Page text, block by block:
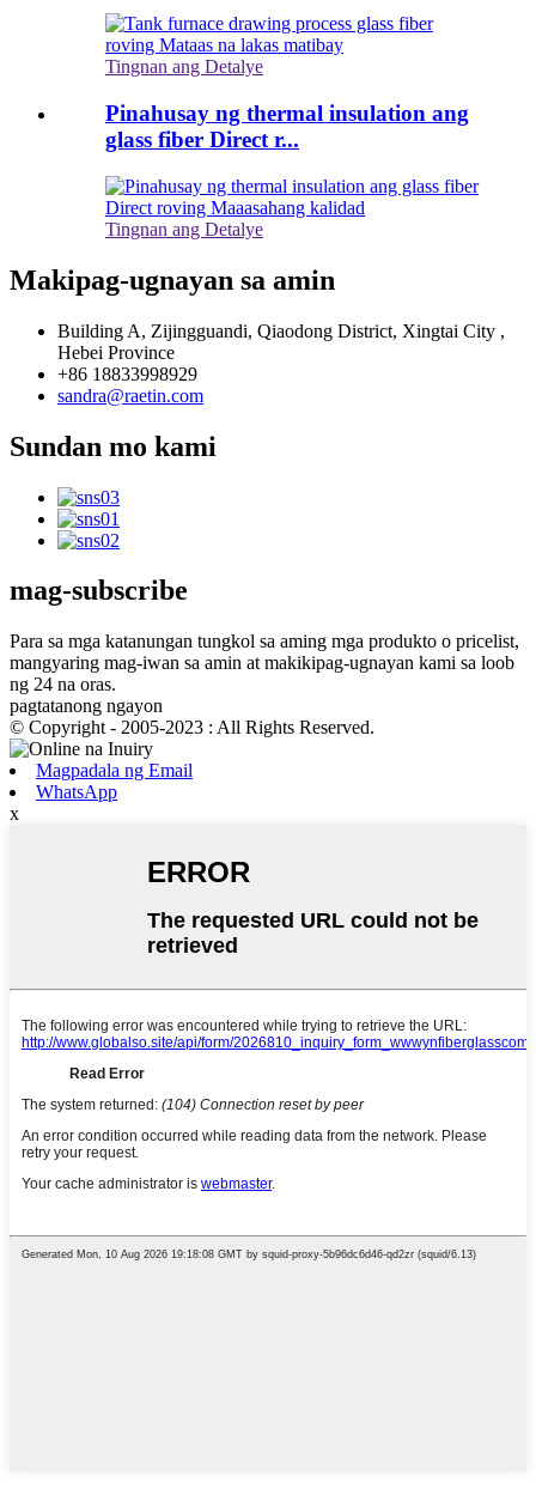
Tingnan ang Detalye
Pinahusay ng thermal insulation ang
glass fiber Direct r...
Tingnan ang Detalye
Makipag-ugnayan sa amin
Building A, Zijingguandi, Qiaodong District, Xingtai City ,
Hebei Province
+86 18833998929
sandra@raetin.com
Sundan mo kami
mag-subscribe
Para sa mga katanungan tungkol sa aming mga produkto o pricelist,
mangyaring mag-iwan sa amin at makikipag-ugnayan kami sa loob
ng 24 na oras.
pagtatanong ngayon
© Copyright - 2005-2023 : All Rights Reserved.
Magpadala ng Email
WhatsApp
x